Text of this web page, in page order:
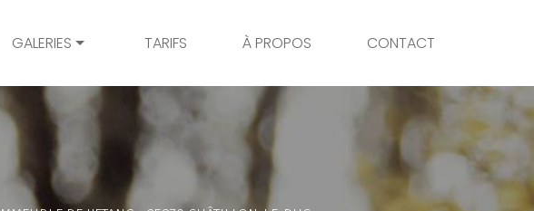
GALERIES
Mariage
Grossesse
Bambins
TARIFS À PROPOS CONTACT